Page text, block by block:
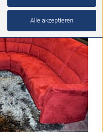
Alle akzeptieren